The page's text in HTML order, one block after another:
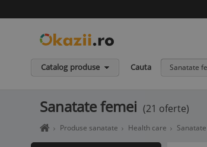
Catalog produse Cauta Sanatate
Sanatate femei (21 oferte)
HomeProduse sanatate Health care